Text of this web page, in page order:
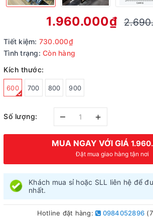
1.960.000₫
Tiết kiệm: 730.000₫
Tình trạng: Còn hàng
Kích thước:
600 700 800 900
Số lượng: – +
MUA NGAY VỚI GIÁ
Đặt mua giao hàng tận nơi
Khách mua sỉ hoặc SLL liên hệ để
nhất.
Hotline đặt hàng: 0984052896